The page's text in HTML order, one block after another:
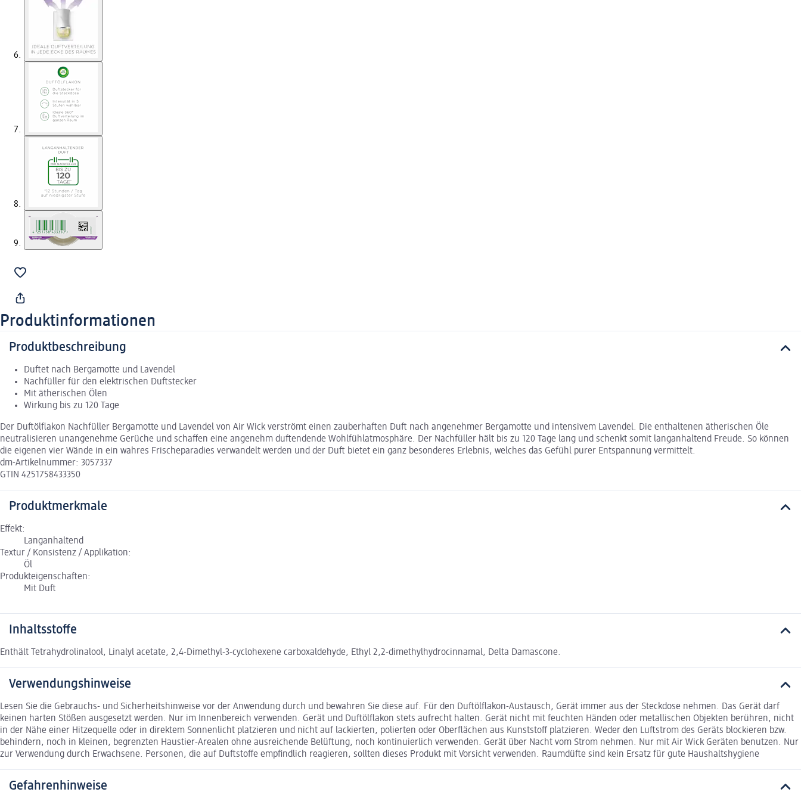
Produktinformationen
Produktbeschreibung
Duftet nach Bergamotte und Lavendel
Nachfüller für den elektrischen Duftstecker
Mit ätherischen Ölen
Wirkung bis zu 120 Tage
Der Duftölflakon Nachfüller Bergamotte und Lavendel von Air Wick verströmt einen zauberhaften Duft nach angenehmer Bergamotte und intensivem Lavendel. Die enthaltenen ätherischen Öle
neutralisieren unangenehme Gerüche und schaffen eine angenehm duftendende Wohlfühlatmosphäre. Der Nachfüller hält bis zu 120 Tage lang und schenkt somit langanhaltend Freude. So können
die eigenen vier Wände in ein wahres Frischeparadies verwandelt werden und der Duft bietet ein ganz besonderes Erlebnis, welches das Gefühl purer Entspannung vermittelt.
dm-Artikelnummer: 3057337
GTIN 4251758433350
Produktmerkmale
Effekt:
Langanhaltend
Textur / Konsistenz / Applikation:
Öl
Produkteigenschaften:
Mit Duft
Inhaltsstoffe
Enthält Tetrahydrolinalool, Linalyl acetate, 2,4-Dimethyl-3-cyclohexene carboxaldehyde, Ethyl 2,2-dimethylhydrocinnamal, Delta Damascone.
Verwendungshinweise
Lesen Sie die Gebrauchs- und Sicherheitshinweise vor der Anwendung durch und bewahren Sie diese auf. Für den Duftölflakon-Austausch, Gerät immer aus der Steckdose nehmen. Das Gerät darf
keinen harten Stößen ausgesetzt werden. Nur im Innenbereich verwenden. Gerät und Duftölflakon stets aufrecht halten. Gerät nicht mit feuchten Händen oder metallischen Objekten berühren, nicht
in der Nähe einer Hitzequelle oder in direktem Sonnenlicht platzieren und nicht auf lackierten, polierten oder Oberflächen aus Kunststoff platzieren. Weder den Luftstrom des Geräts blockieren bzw.
behindern, noch in kleinen, begrenzten Haustier-Arealen ohne ausreichende Belüftung, noch kontinuierlich verwenden. Gerät über Nacht vom Strom nehmen. Nur mit Air Wick Geräten benutzen. Nur
zur Verwendung durch Erwachsene. Personen, die auf Duftstoffe empfindlich reagieren, sollten dieses Produkt mit Vorsicht verwenden. Raumdüfte sind kein Ersatz für gute Haushaltshygiene
Gefahrenhinweise